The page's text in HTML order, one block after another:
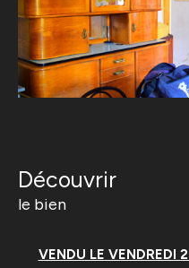
découvrir
le bien
VENDU LE VENDREDI